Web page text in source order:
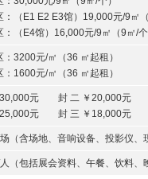
：（E1 E2 E3馆）19,000元/9㎡
：（E4馆）16,000元/9㎡（9㎡/
：3200元/㎡（36 ㎡起租）
：1600元/㎡（36 ㎡起租）
30,000元 封 二 ￥20,000元
25,000元 封 三 ￥18,000元
（含场地、音响设备、投影仪、
（包括展会资料、午餐、饮料、